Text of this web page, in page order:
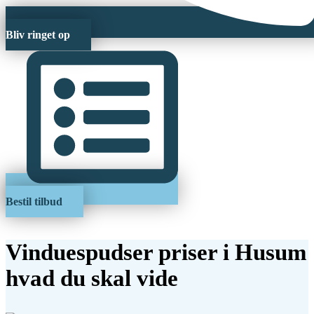
Bliv ringet op
Bestil tilbud
Vinduespudser priser i Husum
hvad du skal vide